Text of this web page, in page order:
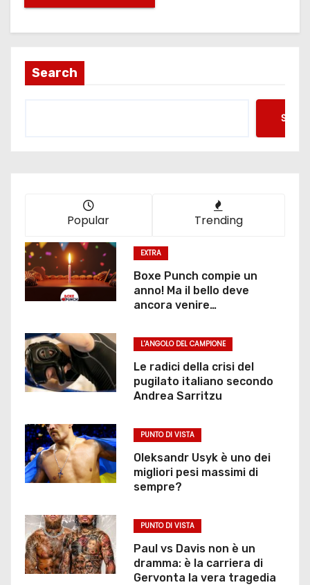
Search
Popular Trending
EXTRA
Boxe Punch compie un
anno! Ma il bello deve
ancora venire…
L'ANGOLO DEL CAMPIONE
Le radici della crisi del
pugilato italiano secondo
Andrea Sarritzu
PUNTO DI VISTA
Oleksandr Usyk è uno dei
migliori pesi massimi di
sempre?
PUNTO DI VISTA
Paul vs Davis non è un
dramma: è la carriera di
Gervonta la vera tragedia